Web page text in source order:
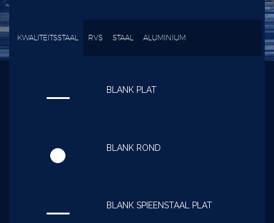
KWALITEITSSTAAL RVS STAAL ALUMINIUM
BLANK PLAT
BLANK ROND
BLANK SPIEENSTAAL PLAT